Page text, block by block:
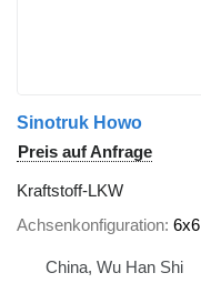
Sinotruk Howo
Preis auf Anfrage
Kraftstoff-LKW
Achsenkonfiguration 6x6
China, Wu Han Shi